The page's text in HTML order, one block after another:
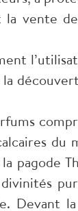
vente
pagode
Devant